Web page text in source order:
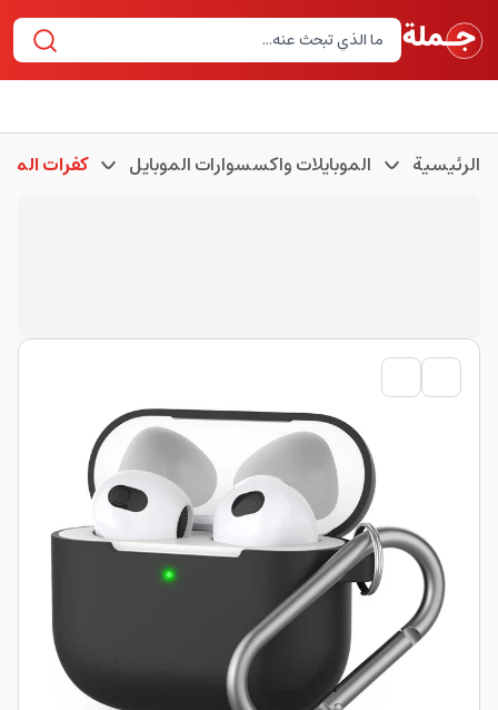
الرئيسية الموبايلات واكسسوارات الموبايل كفرات